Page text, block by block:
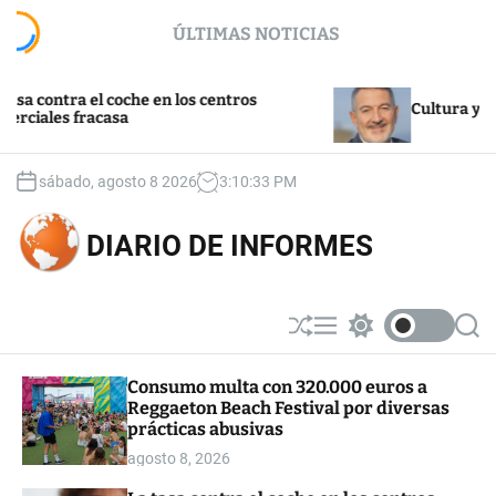
c
ÚLTIMAS NOTICIAS
coche en los centros
Cultura y turismo
sábado, agosto 8 2026 3:10:33 PM
DIARIO DE INFORMES
S
h
ff
l
M
e
u
w
t
c
S
e
Consumo multa con 320.000 euros a
Reggaeton Beach Festival por diversas
prácticas abusivas
agosto 8, 2026